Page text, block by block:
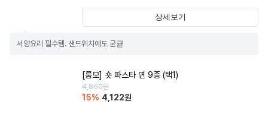
상세보기
서양요리 필수템. 샌드위치에도 굳귣
[룸모] 숏 파스타 면 9종 (택1)
4,850원
15% 4,122원